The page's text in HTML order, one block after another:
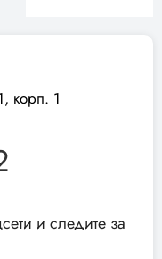
корп. 1
и следите за